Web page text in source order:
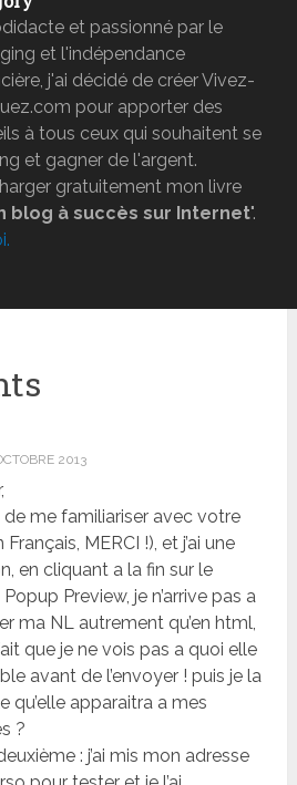
et passionné par le
et l'indépendance
j'ai décidé de créer Vivez-
pour apporter des
à tous ceux qui souhaitent se
et gagner de l'argent.
gratuitement mon livre
blog à succès sur Internet".
2013
de me familiariser avec votre
MERCI !), et j’ai une
en cliquant a la fin sur le
Preview, je n’arrive pas a
ma NL autrement qu’en html,
que je ne vois pas a quoi elle
avant de l’envoyer ! puis je la
qu’elle apparaitra a mes
?
: j’ai mis mon adresse